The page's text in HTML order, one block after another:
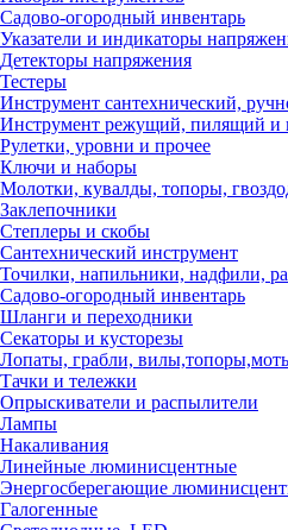
Садово-огородный инвентарь
Указатели и индикаторы
Детекторы напряжения
Тестеры
Инструмент сантехнический,
Инструмент режущий, пилящий и
Рулетки, уровни и прочее
Ключи и наборы
Молотки, кувалды, топоры,
Заклепочники
Степлеры и скобы
Сантехнический инструмент
Точилки, напильники, надфили,
Садово-огородный инвентарь
Шланги и переходники
Секаторы и кусторезы
Лопаты, грабли,
Тачки и тележки
Опрыскиватели и распылители
Лампы
Накаливания
Линейные люминисцентные
Энергосберегающие
Галогенные